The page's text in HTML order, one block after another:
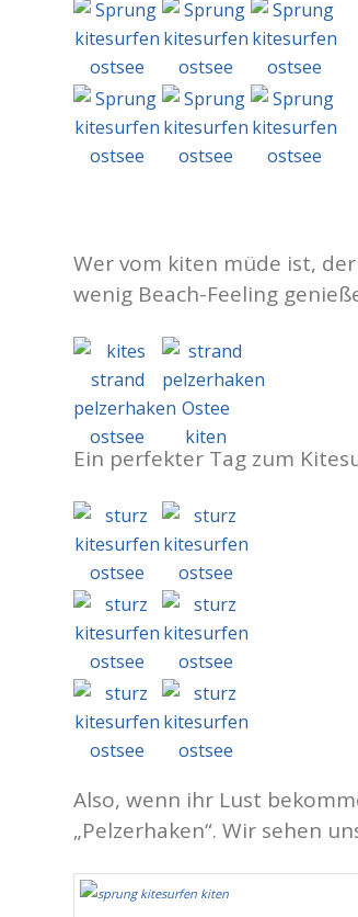
Wer vom kiten müde ist,
wenig Beach-Feeling
Ein perfekter Tag zum
Also, wenn ihr Lust
„Pelzerhaken“. Wir sehen